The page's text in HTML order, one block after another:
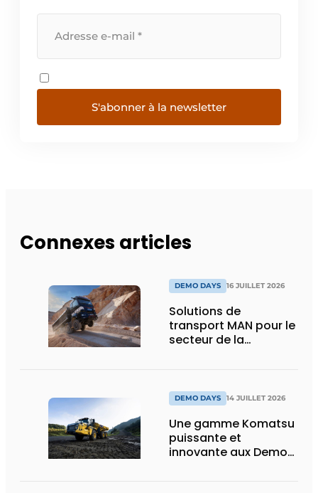
S'abonner à la newsletter
Connexes articles
DEMO DAYS 16 JUILLET 2026
Solutions de
transport MAN pour le
secteur de la
DEMO DAYS 14 JUILLET 2026
Une gamme Komatsu
puissante et
innovante aux Demo